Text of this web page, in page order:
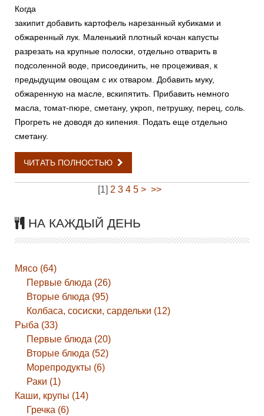
Когда
закипит добавить картофель нарезанный кубиками и
обжаренный лук. Маленький плотный кочан капусты
разрезать на крупные полоски, отдельно отварить в
подсоленной воде, присоединить, не процеживая, к
предыдущим овощам с их отваром. Добавить муку,
обжаренную на масле, вскипятить. Прибавить немного
масла, томат-пюре, сметану, укроп, петрушку, перец, соль.
Прогреть не доводя до кипения. Подать еще отдельно
сметану.
ЧИТАТЬ ПОЛНОСТЬЮ
[1] 2 3 4 5 > >>
НА КАЖДЫЙ ДЕНЬ
Мясо (64)
Первые блюда (26)
Вторые блюда (95)
Колбаса, сосиски, сардельки (12)
Рыба (33)
Первые блюда (20)
Вторые блюда (52)
Морепродукты (6)
Раки (1)
Каши, крупы (14)
Гречка (6)